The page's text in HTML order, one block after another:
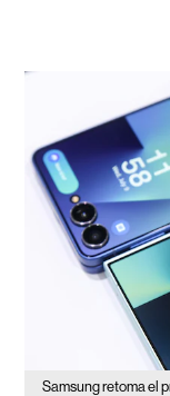
Samsung retoma el